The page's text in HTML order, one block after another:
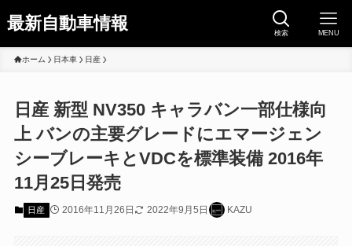
最新自動車情報 検索 MENU
ホーム 日本車 日産
日産 新型 NV350 キャラバン一部仕様向
上 バンの主要グレードにエマージェン
シーブレーキとVDCを標準装備 2016年
11月25日発売
日産 2016年11月26日 2022年9月5日 KAZU